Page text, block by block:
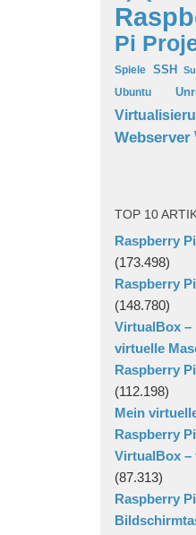
Pi
Spiele SSH
Ubuntu
Webserver
TOP 10
Raspberry
(173.498)
Raspberry
(148.780)
VirtualBox –
virtuelle
Raspberry
(112.198)
Mein
Raspberry
VirtualBox –
(87.313)
Raspberry